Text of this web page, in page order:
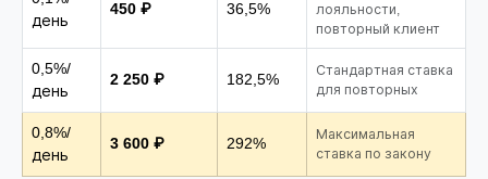
день
450 ₽ 36,5%
лояльности,
повторный клиент
0,5%/
день
2 250 ₽ 182,5%
Стандартная ставка
для повторных
0,8%/
день
3 600 ₽ 292%
Максимальная
ставка по закону